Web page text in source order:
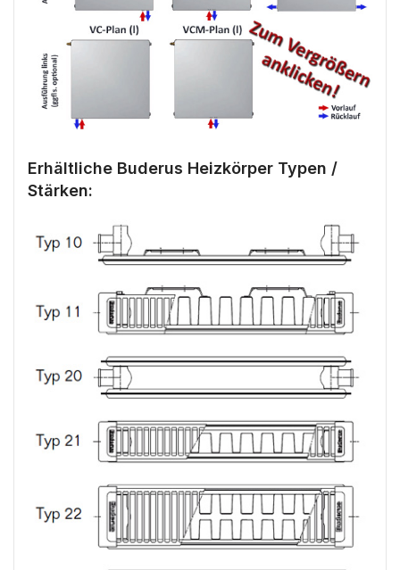
Erhältliche Buderus Heizkörper Typen /
Stärken: